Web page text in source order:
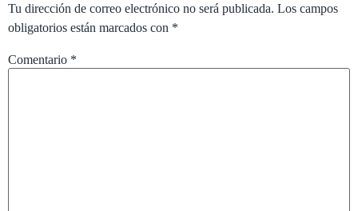
Tu dirección de correo electrónico no será publicada. Los campos
obligatorios están marcados con *
Comentario *